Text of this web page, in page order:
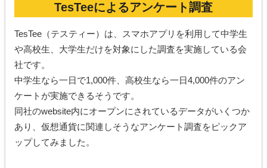
TesTeeによるアンケート調査
TesTee（テスティー）は、スマホアプリを利用して中学生
や高校生、大学生だけを対象にした調査を実施している会
社です。
中学生なら一日で1,000件、高校生なら一日4,000件のアン
ケートが実施できるそうです。
同社のwebsite内にオープンにされているデータがいくつか
あり、仮想通貨に関連しそうなアンケート調査をピックア
ップしてみました。